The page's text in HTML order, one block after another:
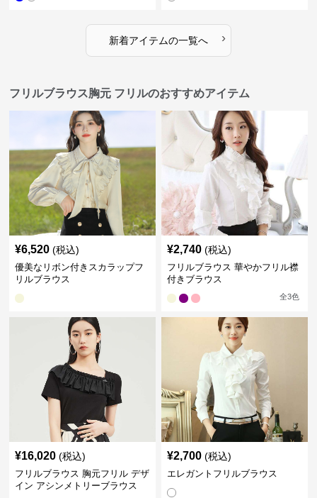
新着アイテムの一覧へ ›
フリルブラウス胸元 フリルのおすすめアイテム
¥6,520 (税込)
優美なリボン付きスカラップフ
リルブラウス
¥2,740 (税込)
フリルブラウス 華やかフリル襟
付きブラウス
全3色
¥16,020 (税込)
フリルブラウス 胸元フリル デザ
イン アシンメトリーブラウス
¥2,700 (税込)
エレガントフリルブラウス